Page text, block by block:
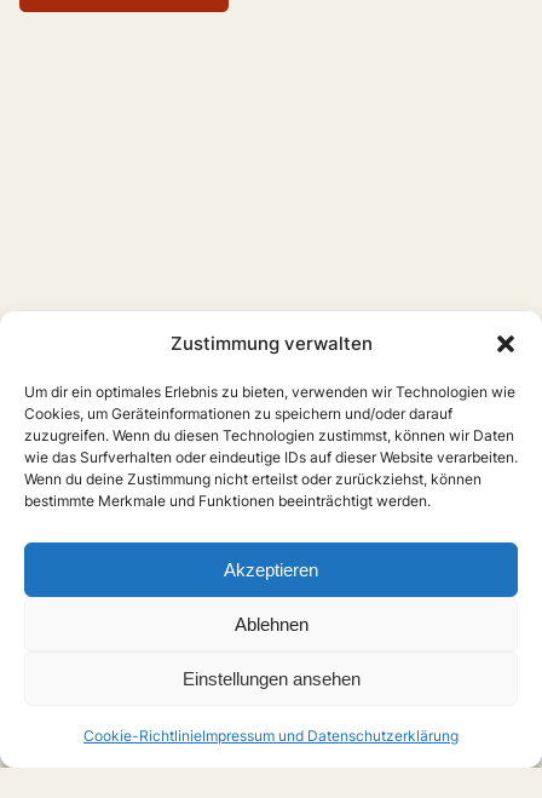
Zustimmung verwalten
Um dir ein optimales Erlebnis zu bieten, verwenden wir Technologien wie
Cookies, um Geräteinformationen zu speichern und/oder darauf
zuzugreifen. Wenn du diesen Technologien zustimmst, können wir Daten
wie das Surfverhalten oder eindeutige IDs auf dieser Website verarbeiten.
Wenn du deine Zustimmung nicht erteilst oder zurückziehst, können
bestimmte Merkmale und Funktionen beeinträchtigt werden.
Akzeptieren
Ablehnen
Einstellungen ansehen
Cookie-RichtlinieImpressum und Datenschutzerklärung